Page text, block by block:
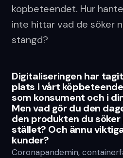
köpbeteendet. Hur
inte hittar vad de söker
stängd?
Digitaliseringen har
plats i vårt
som konsument och i
Men vad gör du den
den produkten du
stället? Och ännu
kunder?
Coronapandemin,